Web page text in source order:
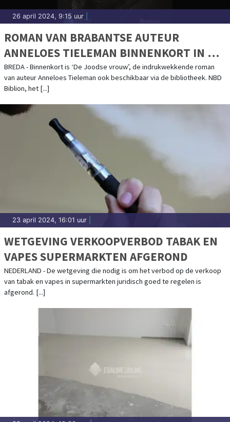
26 april 2024, 9:15 uur
ROMAN VAN BRABANTSE AUTEUR
ANNELOES TIELEMAN BINNENKORT IN DE
BIBLIOTHEKEN
BREDA - Binnenkort is ‘De Joodse vrouw’, de indrukwekkende roman
van auteur Anneloes Tieleman ook beschikbaar via de bibliotheek. NBD
Biblion, het [...]
23 april 2024, 16:01 uur
WETGEVING VERKOOPVERBOD TABAK EN
VAPES SUPERMARKTEN AFGEROND
NEDERLAND - De wetgeving die nodig is om het verbod op de verkoop
van tabak en vapes in supermarkten juridisch goed te regelen is
afgerond. [...]